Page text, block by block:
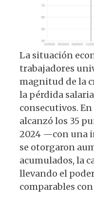
La situación
trabajadores
magnitud de la
la pérdida
consecutivos.
alcanzó los 35
2024 —con una
se otorgaron
acumulados, la
llevando el
comparables